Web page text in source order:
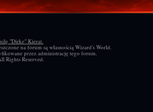
"Dirke" Kierat.
na forum są własnością Wizard's World.
przez administrację tego forum.
Rights Reserved.